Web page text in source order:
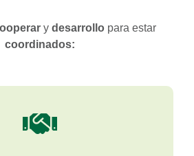
y desarrollo para estar
coordinados: